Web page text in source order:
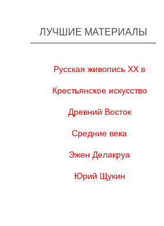
ЛУЧШИЕ МАТЕРИАЛЫ
Русская живопись XX в
Крестьянское искусство
Древний Восток
Средние века
Эжен Делакруа
Юрий Щукин